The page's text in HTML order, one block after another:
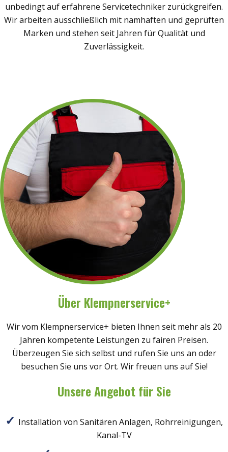
unbedingt auf erfahrene Servicetechniker zurückgreifen.
Wir arbeiten ausschließlich mit namhaften und geprüften
Marken und stehen seit Jahren für Qualität und
Zuverlässigkeit.
Über Klempnerservice+
Wir vom Klempnerservice+ bieten Ihnen seit mehr als 20
Jahren kompetente Leistungen zu fairen Preisen.
Überzeugen Sie sich selbst und rufen Sie uns an oder
besuchen Sie uns vor Ort. Wir freuen uns auf Sie!
Unsere Angebot für Sie
Installation von Sanitären Anlagen, Rohrreinigungen,
Kanal-TV